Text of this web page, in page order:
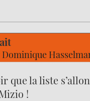
Dominique
que la liste
!